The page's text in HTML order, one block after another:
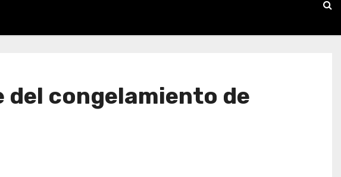
del congelamiento de